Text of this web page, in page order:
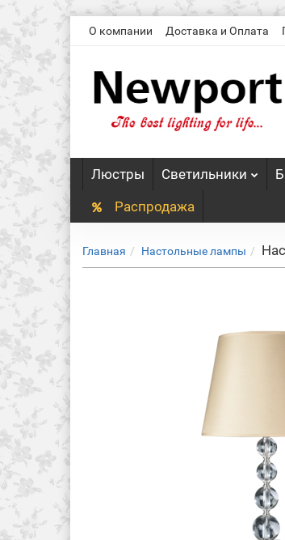
О компании Доставка и Оплата
Люстры Светильники
Распродажа
Главная Настольные лампы